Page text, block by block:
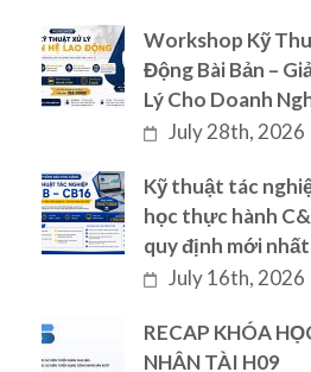
Workshop Kỹ
Động Bài Bản –
Lý Cho Doanh
July 28th, 2026
Kỹ thuật tác
học thực hành
quy định mới
July 16th, 2026
RECAP KHÓA
NHÂN TÀI H09